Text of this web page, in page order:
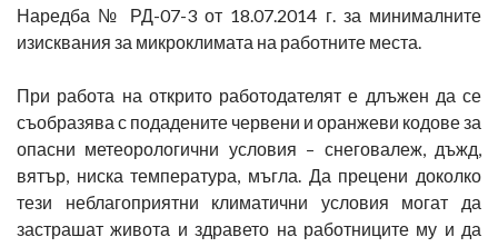
Наредба № РД-07-3 от 18.07.2014 г. за минималните
изисквания за микроклимата на работните места.
При работа на открито работодателят е длъжен да се
съобразява с подадените червени и оранжеви кодове за
опасни метеорологични условия – снеговалеж, дъжд,
вятър, ниска температура, мъгла. Да прецени доколко
тези неблагоприятни климатични условия могат да
застрашат живота и здравето на работниците му и да